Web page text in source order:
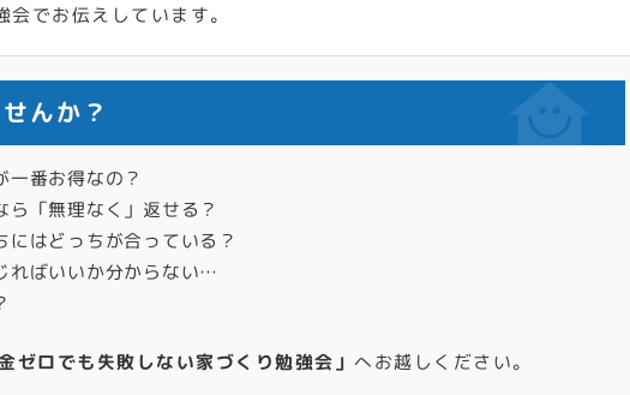
でお伝えしています。
んか？
一番お得なの？
「無理なく」返せる？
はどっちが合っている？
ればいいか分からない…
金ゼロでも失敗しない家づくり勉強会」 へお越しください。